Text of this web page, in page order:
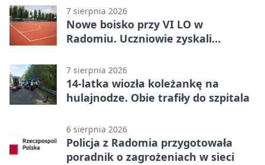
7 sierpnia 2026
Nowe boisko przy VI LO w
Radomiu. Uczniowie zyskali
7 sierpnia 2026
14-latka wiozła koleżankę na
hulajnodze. Obie trafiły do szpitala
6 sierpnia 2026
Policja z Radomia przygotowała
poradnik o zagrożeniach w sieci